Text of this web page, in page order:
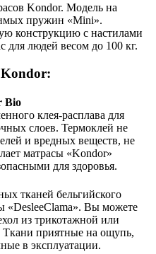
Kondor. Модель на
пружин «Mini».
конструкцию с настилами
для людей весом до 100 кг.
Bio
клея-расплава для
слоев. Термоклей не
и вредных веществ, не
матрасы «Kondor»
для здоровья.
тканей бельгийского
«DesleeClama». Вы можете
из трикотажной или
Ткани приятные на ощупь,
в эксплуатации.